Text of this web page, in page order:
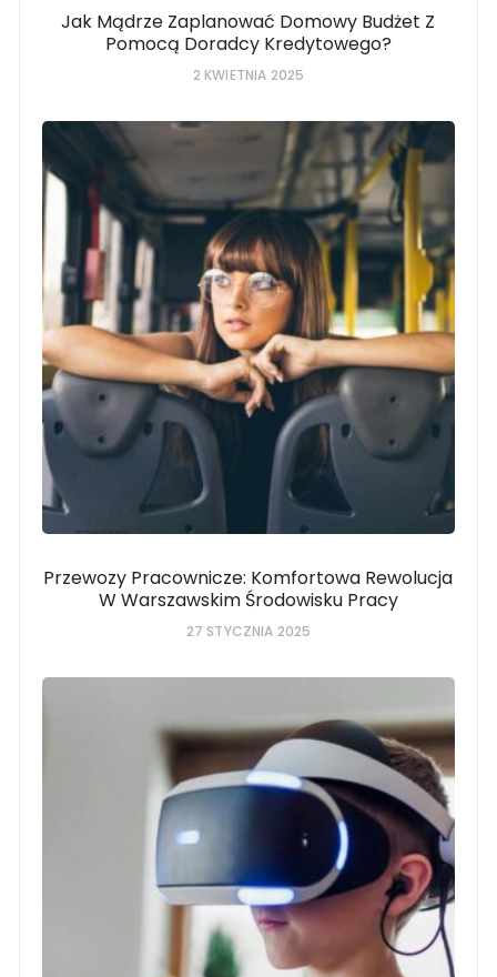
Jak Mądrze Zaplanować Domowy Budżet Z
Pomocą Doradcy Kredytowego?
2 KWIETNIA 2025
Przewozy Pracownicze: Komfortowa Rewolucja
W Warszawskim Środowisku Pracy
27 STYCZNIA 2025